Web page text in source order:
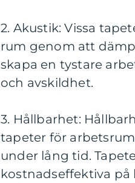
2. Akustik: Vissa
rum genom att
skapa en tystare
och avskildhet.
3. Hållbarhet:
tapeter för
under lång tid.
kostnadseffektiva